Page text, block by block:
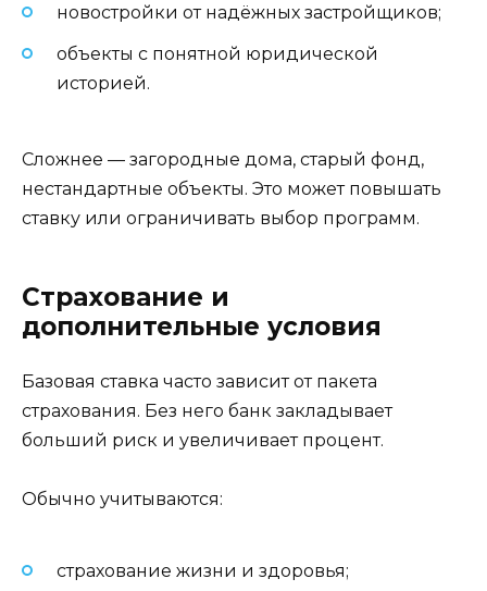
новостройки от надёжных застройщиков;
объекты с понятной юридической
историей.
Сложнее — загородные дома, старый фонд,
нестандартные объекты. Это может повышать
ставку или ограничивать выбор программ.
Страхование и
дополнительные условия
Базовая ставка часто зависит от пакета
страхования. Без него банк закладывает
больший риск и увеличивает процент.
Обычно учитываются:
страхование жизни и здоровья;